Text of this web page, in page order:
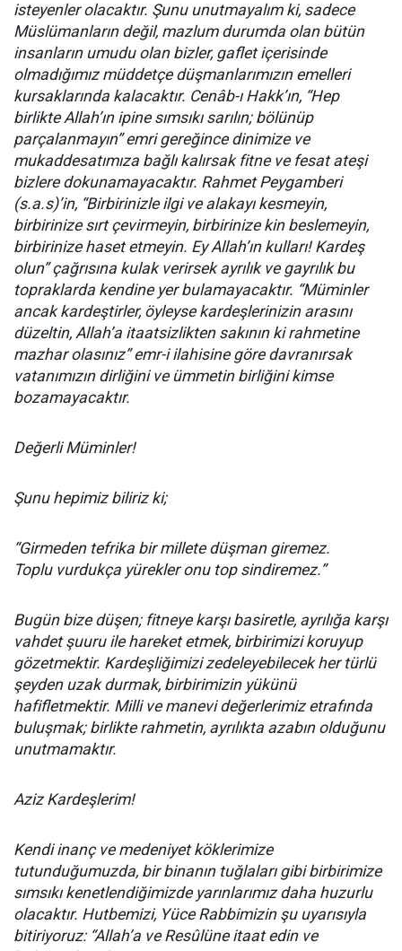
isteyenler olacaktır. Şunu unutmayalım ki, sadece
Müslümanların değil, mazlum durumda olan bütün
insanların umudu olan bizler, gaflet içerisinde
olmadığımız müddetçe düşmanlarımızın emelleri
kursaklarında kalacaktır. Cenâb-ı Hakk’ın, “Hep
birlikte Allah’ın ipine sımsıkı sarılın; bölünüp
parçalanmayın” emri gereğince dinimize ve
mukaddesatımıza bağlı kalırsak fitne ve fesat ateşi
bizlere dokunamayacaktır. Rahmet Peygamberi
(s.a.s)’in, “Birbirinizle ilgi ve alakayı kesmeyin,
birbirinize sırt çevirmeyin, birbirinize kin beslemeyin,
birbirinize haset etmeyin. Ey Allah’ın kulları! Kardeş
olun” çağrısına kulak verirsek ayrılık ve gayrılık bu
topraklarda kendine yer bulamayacaktır. “Müminler
ancak kardeştirler, öyleyse kardeşlerinizin arasını
düzeltin, Allah’a itaatsizlikten sakının ki rahmetine
mazhar olasınız” emr-i ilahisine göre davranırsak
vatanımızın dirliğini ve ümmetin birliğini kimse
bozamayacaktır.
Değerli Müminler!
Şunu hepimiz biliriz ki;
“Girmeden tefrika bir millete düşman giremez.
Toplu vurdukça yürekler onu top sindiremez.”
Bugün bize düşen; fitneye karşı basiretle, ayrılığa karşı
vahdet şuuru ile hareket etmek, birbirimizi koruyup
gözetmektir. Kardeşliğimizi zedeleyebilecek her türlü
şeyden uzak durmak, birbirimizin yükünü
hafifletmektir. Milli ve manevi değerlerimiz etrafında
buluşmak; birlikte rahmetin, ayrılıkta azabın olduğunu
unutmamaktır.
Aziz Kardeşlerim!
Kendi inanç ve medeniyet köklerimize
tutunduğumuzda, bir binanın tuğlaları gibi birbirimize
sımsıkı kenetlendiğimizde yarınlarımız daha huzurlu
olacaktır. Hutbemizi, Yüce Rabbimizin şu uyarısıyla
bitiriyoruz: “Allah’a ve Resûlüne itaat edin ve